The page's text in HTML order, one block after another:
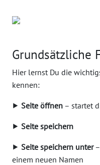
Grundsätzliche
Hier lernst Du die
kennen:
⯈ Seite öffnen – startet
⯈ Seite speichern
⯈ Seite speichern unter–
einem neuen Namen